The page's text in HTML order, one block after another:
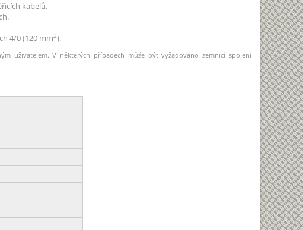
kabelů.
4/0 (120 mm2).
uživatelem. V některých případech může být vyžadováno zemnicí spojení